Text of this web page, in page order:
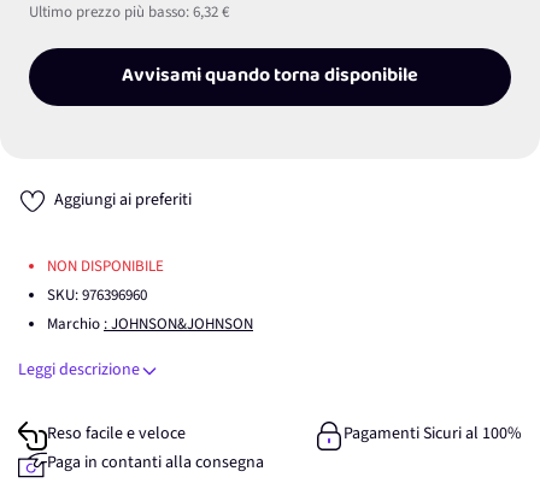
Ultimo prezzo più basso:6,32 €
Avvisami quando torna disponibile
Aggiungi ai preferiti
NON DISPONIBILE
SKU:976396960
Marchio : JOHNSON&JOHNSON
Leggi descrizione
Reso facile e veloce
Pagamenti Sicuri al 100%
Paga in contanti alla consegna